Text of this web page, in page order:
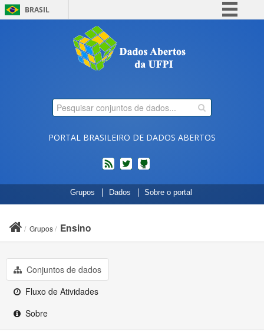
BRASIL
Comunica BR
Participe
Legislação
PORTAL BRASILEIRO DE DADOS ABERTOS
feed twitterCódigos
fonte
de
Grupos Dados Sobre o portal
Grupos Ensino
Conjuntos de dados
Fluxo de Atividades
Sobre